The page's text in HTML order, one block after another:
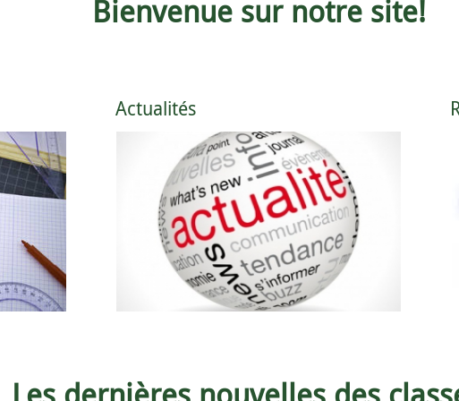
Bienvenue sur notre site!
Les renseignements pour s'inscrire ou pour
faire une demande d'inscription
Actualités
Au fil